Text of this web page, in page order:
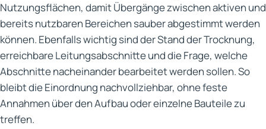
Nutzungsflächen, damit Übergänge zwischen aktiven und
bereits nutzbaren Bereichen sauber abgestimmt werden
können. Ebenfalls wichtig sind der Stand der Trocknung,
erreichbare Leitungsabschnitte und die Frage, welche
Abschnitte nacheinander bearbeitet werden sollen. So
bleibt die Einordnung nachvollziehbar, ohne feste
Annahmen über den Aufbau oder einzelne Bauteile zu
treffen.